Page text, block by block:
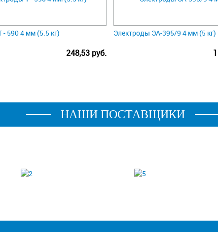
- 590 4 мм (5.5 кг)
248,53 руб.
Электроды ЭА-395/9 4 мм (5 кг)
НАШИ ПОСТАВЩИКИ